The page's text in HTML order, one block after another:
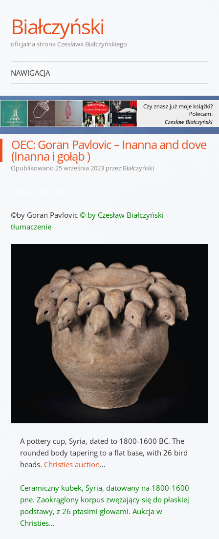
Białczyński
oficjalna strona Czesława Białczyńskiego
NAWIGACJA
OEC: Goran Pavlovic – Inanna and dove
(Inanna i gołąb )
Opublikowano 25 września 2023przez Białczyński
©by Goran Pavlovic © by Czesław Białczyński –
tłumaczenie
A pottery cup, Syria, dated to 1800-1600 BC. The
rounded body tapering to a flat base, with 26 bird
heads. Christies auction…
Ceramiczny kubek, Syria, datowany na 1800-1600
pne. Zaokrąglony korpus zwężający się do płaskiej
podstawy, z 26 ptasimi głowami. Aukcja w
Christies…